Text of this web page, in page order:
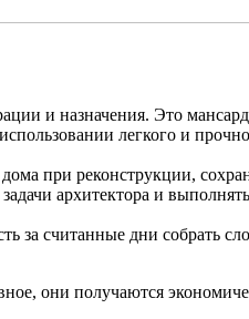
и назначения. Это
легкого и
при реконструкции,
архитектора и
за считанные дни
они получаются